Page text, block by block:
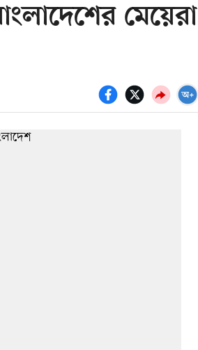
মেয়েরা